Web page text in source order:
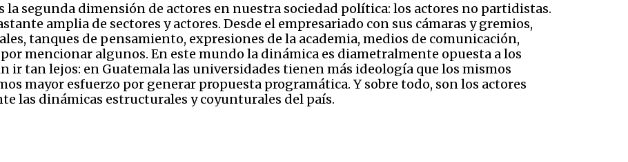
la segunda dimensión de actores en nuestra sociedad política: los actores no partidistas.
amplia de sectores y actores. Desde el empresariado con sus cámaras y gremios,
tanques de pensamiento, expresiones de la academia, medios de comunicación,
mencionar algunos. En este mundo la dinámica es diametralmente opuesta a los
ir tan lejos: en Guatemala las universidades tienen más ideología que los mismos
mayor esfuerzo por generar propuesta programática. Y sobre todo, son los actores
las dinámicas estructurales y coyunturales del país.